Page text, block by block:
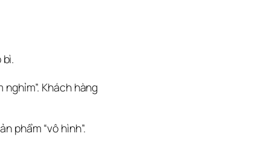
nghỉm”. Khách hàng
phẩm “vô hình”.